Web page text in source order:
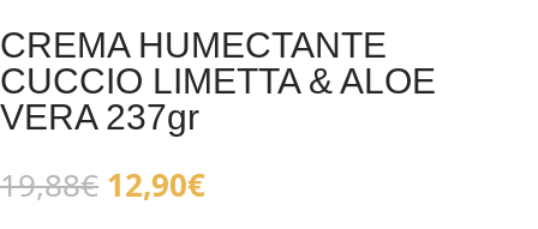
CREMA HUMECTANTE
CUCCIO LIMETTA & ALOE
VERA 237gr
19,88€ El
precio
12,90€El